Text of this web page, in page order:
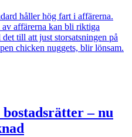
håller hög fart i affärerna.
affärerna kan bli riktiga
till att just storsatsningen på
chicken nuggets, blir lönsam.
– nu